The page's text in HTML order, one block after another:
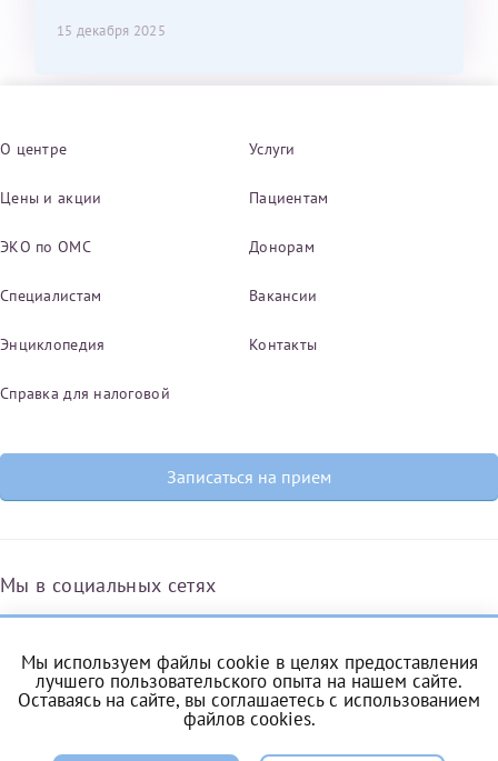
15 декабря 2025
О центре Услуги
Цены и акции Пациентам
ЭКО по ОМС Донорам
Специалистам Вакансии
Энциклопедия Контакты
Справка для налоговой
Записаться на прием
Мы в социальных сетях
Вконтакте ОдноклассникиЯндекс.Дзен Telegram Max
Мы используем файлы cookie в целях предоставления
лучшего пользовательского опыта на нашем сайте.
Оставаясь на сайте, вы соглашаетесь с использованием
файлов cookies.